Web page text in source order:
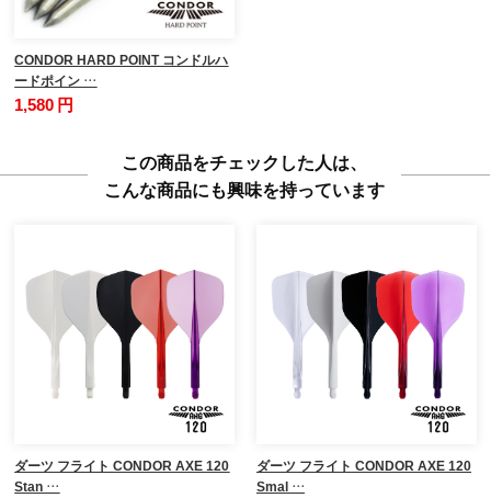
CONDOR HARD POINT コンドルハ
ードポイン …
1,580 円
この商品をチェックした人は、
こんな商品にも興味を持っています
ダーツ フライト CONDOR AXE 120
Stan …
ダーツ フライト CONDOR AXE 120
Smal …